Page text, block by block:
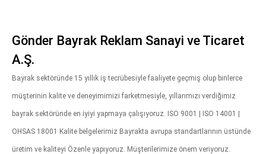
Gönder Bayrak Reklam Sanayi ve Ticaret
A.Ş.
Bayrak sektöründe 15 yıllık iş tecrübesiyle faaliyete geçmiş olup binlerce
müşterinin kalite ve deneyimimizi farketmesiyle, yıllarımızı verdiğimiz
bayrak sektöründe en iyiyi yapmaya çalışıyoruz. ISO 9001 | ISO 14001 |
OHSAS 18001 Kalite belgelerimiz Bayrakta avrupa standartlarının üstünde
üretim ve kaliteyi Özenle yapıyoruz. Müşterilerimize önem veriyoruz.